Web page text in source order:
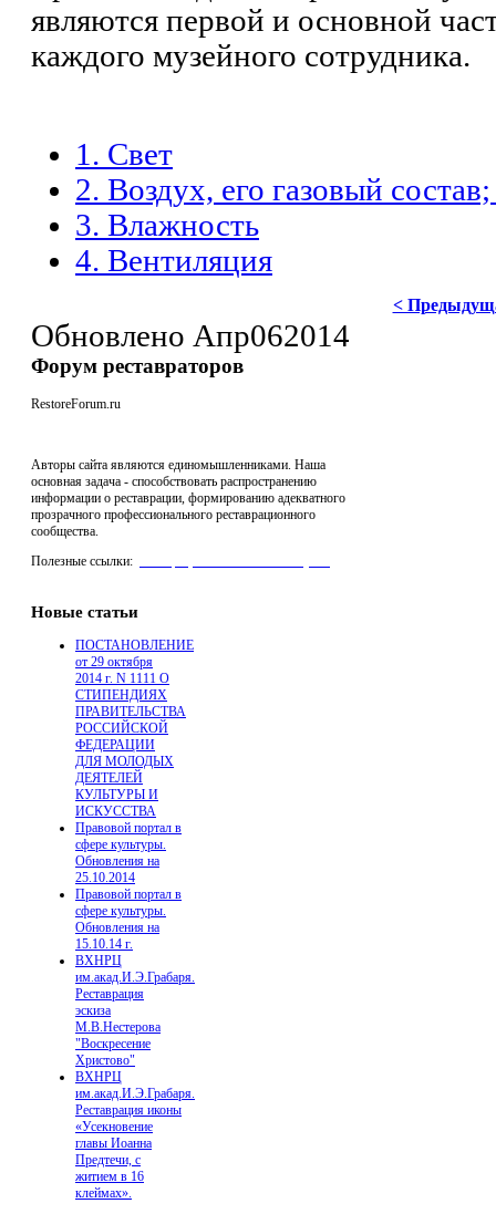
являются первой и основной
каждого музейного сотрудника.
1. Свет
2. Воздух, его газовый
3. Влажность
4. Вентиляция
<
Обновлено Апр062014
Форум реставраторов
RestoreForum.ru
Авторы сайта являются единомышленниками. Наша
основная задача - способствовать распространению
информации о реставрации, формированию адекватного
прозрачного профессионального реставрационного
сообщества.
Полезные ссылки:
Новые статьи
ПОСТАНОВЛЕНИЕ
от 29 октября
2014 г. N 1111 О
СТИПЕНДИЯХ
ПРАВИТЕЛЬСТВА
РОССИЙСКОЙ
ФЕДЕРАЦИИ
ДЛЯ МОЛОДЫХ
ДЕЯТЕЛЕЙ
КУЛЬТУРЫ И
ИСКУССТВА
Правовой портал в
сфере культуры.
Обновления на
25.10.2014
Правовой портал в
сфере культуры.
Обновления на
15.10.14 г.
ВХНРЦ
им.акад.И.Э.Грабаря.
Реставрация
эскиза
М.В.Нестерова
"Воскресение
Христово"
ВХНРЦ
им.акад.И.Э.Грабаря.
Реставрация иконы
«Усекновение
главы Иоанна
Предтечи, с
житием в 16
клеймах».